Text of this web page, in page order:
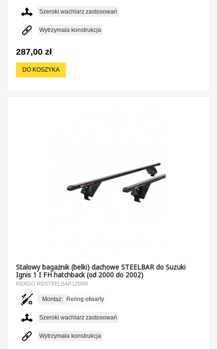
Szeroki wachlarz zastosowań
Wytrzymała konstrukcja
287,00 zł
DO KOSZYKA
Stalowy bagażnik (belki) dachowe STEELBAR do Suzuki
Ignis 1 I FH hatchback (od 2000 do 2002)
RIDIGO RDSTEELBAR120RR
Montaż: Reling otwarty
Szeroki wachlarz zastosowań
Wytrzymała konstrukcja